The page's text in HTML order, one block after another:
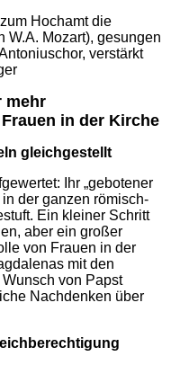
Hochamt die
W.A. Mozart), gesungen
verstärkt
mehr
Frauen in der Kirche
gleichgestellt
Ihr „gebotener
der ganzen römisch-
Ein kleiner Schritt
aber ein großer
von Frauen in der
mit den
von Papst
Nachdenken über